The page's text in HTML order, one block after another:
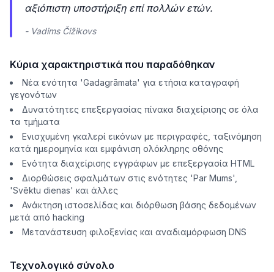
αξιόπιστη υποστήριξη επί πολλών ετών.
- Vadims Čižikovs
Κύρια χαρακτηριστικά που παραδόθηκαν
Νέα ενότητα 'Gadagrāmata' για ετήσια καταγραφή
γεγονότων
Δυνατότητες επεξεργασίας πίνακα διαχείρισης σε όλα
τα τμήματα
Ενισχυμένη γκαλερί εικόνων με περιγραφές, ταξινόμηση
κατά ημερομηνία και εμφάνιση ολόκληρης οθόνης
Ενότητα διαχείρισης εγγράφων με επεξεργασία HTML
Διορθώσεις σφαλμάτων στις ενότητες 'Par Mums',
'Svēktu dienas' και άλλες
Ανάκτηση ιστοσελίδας και διόρθωση βάσης δεδομένων
μετά από hacking
Μετανάστευση φιλοξενίας και αναδιαμόρφωση DNS
Τεχνολογικό σύνολο